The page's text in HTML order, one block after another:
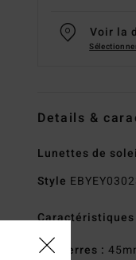
Voir la
Details &
Lunettes de
Style
Caractéristiques
verres :